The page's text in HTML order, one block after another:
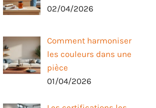
02/04/2026
Comment harmoniser
les couleurs dans une
pièce
01/04/2026